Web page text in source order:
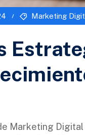
Marketing
Marketing